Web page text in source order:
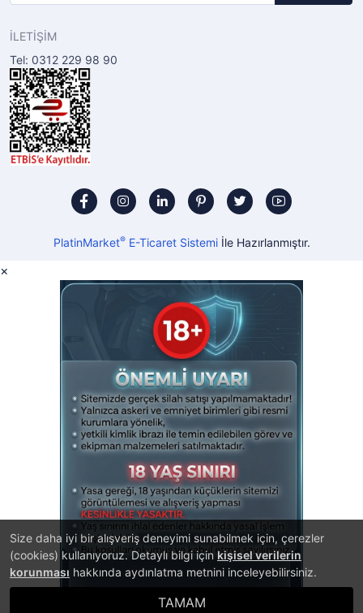
Size daha iyi bir alışveriş deneyimi sunabilmek için, çerezler
(cookies) kullanıyoruz. Detaylı bilgi için kişisel verilerin
korunması hakkında aydınlatma metnini inceleyebilirsiniz.
TAMAM
İLETİŞİM
Tel: 0312 229 98 90
PlatinMarket®E-Ticaret Sistemiİle Hazırlanmıştır.
×